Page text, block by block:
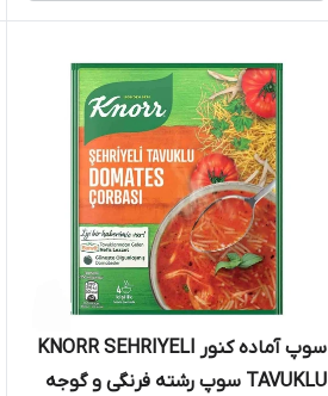
سوپ آماده کنور KNORR SEHRIYELI
TAVUKLU سوپ رشته فرنگی و گوجه